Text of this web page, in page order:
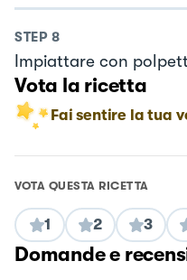
STEP 8
Impiattare con
Vota la ricetta
Fai sentire la tua
VOTA QUESTA RICETTA
1 2 3
Domande e